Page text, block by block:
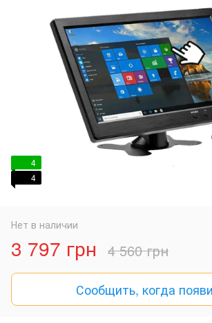
4
4
Нет в наличии
3 797 грн 4 560 грн
Сообщить, когда